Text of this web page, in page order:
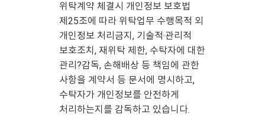
위탁계약 체결시 개인정보 보호법
제25조에 따라 위탁업무 수행목적 외
개인정보 처리금지, 기술적·관리적
보호조치, 재위탁 제한, 수탁자에 대한
관리?감독, 손해배상 등 책임에 관한
사항을 계약서 등 문서에 명시하고,
수탁자가 개인정보를 안전하게
처리하는지를 감독하고 있습니다.